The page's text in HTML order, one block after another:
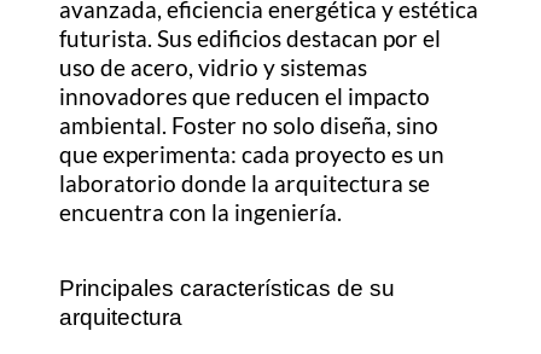
avanzada, eficiencia energética y estética
futurista. Sus edificios destacan por el
uso de acero, vidrio y sistemas
innovadores que reducen el impacto
ambiental. Foster no solo diseña, sino
que experimenta: cada proyecto es un
laboratorio donde la arquitectura se
encuentra con la ingeniería.
Principales características de su
arquitectura